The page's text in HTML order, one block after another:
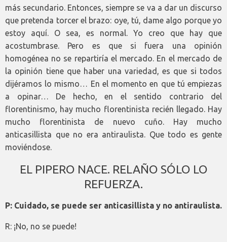
más secundario. Entonces, siempre se va a dar un discurso
que pretenda torcer el brazo: oye, tú, dame algo porque yo
estoy aquí. O sea, es normal. Yo creo que hay que
acostumbrase. Pero es que si fuera una opinión
homogénea no se repartiría el mercado. En el mercado de
la opinión tiene que haber una variedad, es que si todos
dijéramos lo mismo… En el momento en que tú empiezas
a opinar… De hecho, en el sentido contrario del
florentinismo, hay mucho florentinista recién llegado. Hay
mucho florentinista de nuevo cuño. Hay mucho
anticasillista que no era antiraulista. Que todo es gente
moviéndose.
EL PIPERO NACE. RELAÑO SÓLO LO
REFUERZA.
P: Cuidado, se puede ser anticasillista y no antiraulista.
R: ¡No, no se puede!